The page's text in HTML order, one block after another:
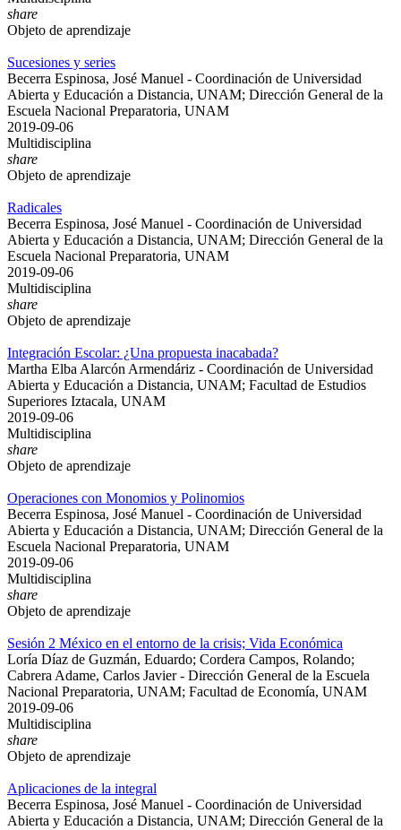
share
Objeto de aprendizaje
Sucesiones y series
Becerra Espinosa, José Manuel - Coordinación de Universidad
Abierta y Educación a Distancia, UNAM; Dirección General de la
Escuela Nacional Preparatoria, UNAM
2019-09-06
Multidisciplina
share
Objeto de aprendizaje
Radicales
Becerra Espinosa, José Manuel - Coordinación de Universidad
Abierta y Educación a Distancia, UNAM; Dirección General de la
Escuela Nacional Preparatoria, UNAM
2019-09-06
Multidisciplina
share
Objeto de aprendizaje
Integración Escolar: ¿Una propuesta inacabada?
Martha Elba Alarcón Armendáriz - Coordinación de Universidad
Abierta y Educación a Distancia, UNAM; Facultad de Estudios
Superiores Iztacala, UNAM
2019-09-06
Multidisciplina
share
Objeto de aprendizaje
Operaciones con Monomios y Polinomios
Becerra Espinosa, José Manuel - Coordinación de Universidad
Abierta y Educación a Distancia, UNAM; Dirección General de la
Escuela Nacional Preparatoria, UNAM
2019-09-06
Multidisciplina
share
Objeto de aprendizaje
Sesión 2 México en el entorno de la crisis; Vida Económica
Loría Díaz de Guzmán, Eduardo; Cordera Campos, Rolando;
Cabrera Adame, Carlos Javier - Dirección General de la Escuela
Nacional Preparatoria, UNAM; Facultad de Economía, UNAM
2019-09-06
Multidisciplina
share
Objeto de aprendizaje
Aplicaciones de la integral
Becerra Espinosa, José Manuel - Coordinación de Universidad
Abierta y Educación a Distancia, UNAM; Dirección General de la